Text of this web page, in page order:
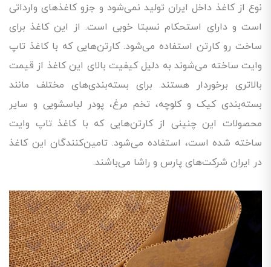
نوع از کاغذ داخل ایران تولید نمی‌شود و جزو کاغذهای وارداتی
است و دارای استحکام نسبتا خوبی است. از این کاغذ برای
ساخت رو کارتن استفاده می‌شود. کارتن‌هایی که با کاغذ تاپ
وایت ساخته می‌شوند به دلیل کیفیت بالای این کاغذ از قیمت
بالاتری برخوردار هستند. برای بسته‌بندی‌های مختلف مانند
بسته‌بندی کیک و کلوچه، تخم مرغ، پودر لباسشویی و سایر
محصولات این چنینی از کارتن‌هایی که با کاغذ تاپ وایت
ساخته شده است، استفاده می‌شود. تامین‌کنندگان این کاغذ
در ایران شرکت‌های پارس و راشا می‌باشند.